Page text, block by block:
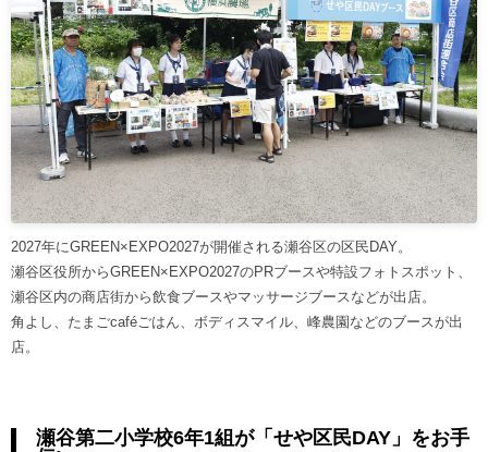
2027年にGREEN×EXPO2027が開催される瀬谷区の区民DAY。
瀬谷区役所からGREEN×EXPO2027のPRブースや特設フォトスポット、
瀬谷区内の商店街から飲食ブースやマッサージブースなどが出店。
角よし、たまごcaféごはん、ボディスマイル、峰農園などのブースが出
店。
瀬谷第二小学校6年1組が「せや区民DAY」をお手